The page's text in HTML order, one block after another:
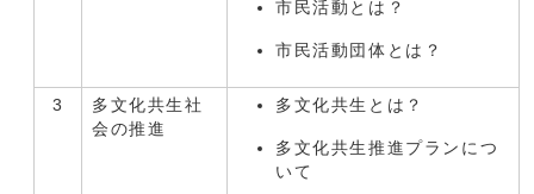
市民活動とは？
市民活動団体とは？
3
多文化共生社
会の推進
多文化共生とは？
多文化共生推進プランにつ
いて